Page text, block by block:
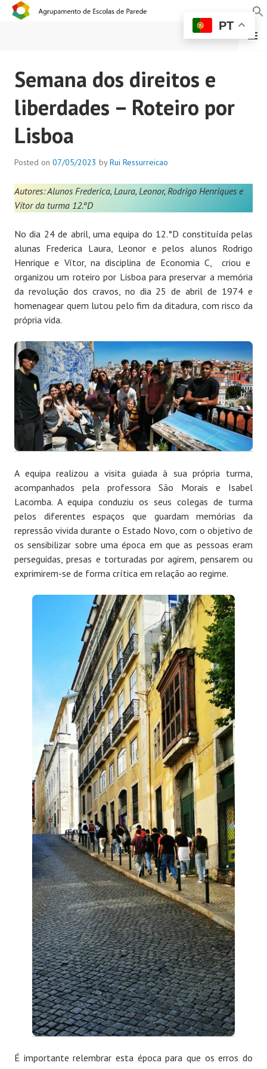
AGRUPAMENTO DE
ESCOLAS DE PAREDE
MENU
Semana dos direitos e
liberdades – Roteiro por
Lisboa
Posted on 07/05/2023 byRui Ressurreicao
Autores: Alunos Frederica, Laura, Leonor, Rodrigo Henriques e
Vítor da turma 12.ºD
No dia 24 de abril, uma equipa do 12.°D constituída pelas
alunas Frederica Laura, Leonor e pelos alunos Rodrigo
Henrique e Vítor, na disciplina de Economia C, criou e
organizou um roteiro por Lisboa para preservar a memória
da revolução dos cravos, no dia 25 de abril de 1974 e
homenagear quem lutou pelo fim da ditadura, com risco da
própria vida.
A equipa realizou a visita guiada à sua própria turma,
acompanhados pela professora São Morais e Isabel
Lacomba. A equipa conduziu os seus colegas de turma
pelos diferentes espaços que guardam memórias da
repressão vivida durante o Estado Novo, com o objetivo de
os sensibilizar sobre uma época em que as pessoas eram
perseguidas, presas e torturadas por agirem, pensarem ou
exprimirem-se de forma crítica em relação ao regime.
É importante relembrar esta época para que os erros do
PT